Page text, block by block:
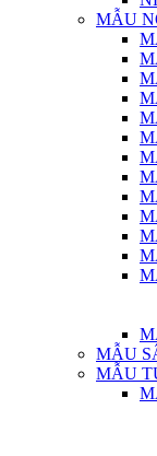
MẪU
MẪU
MẪU